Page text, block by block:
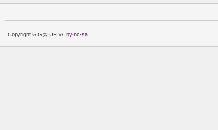
Copyright GIG@ UFBA. by-nc-sa